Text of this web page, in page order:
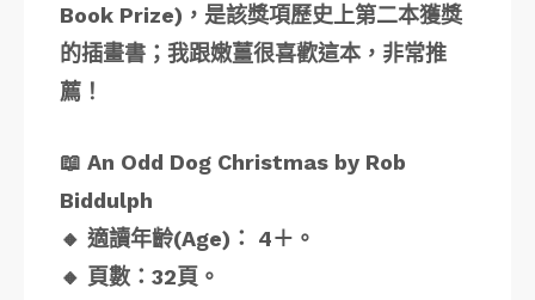
Book Prize)，是該獎項歷史上第二本獲獎
的插畫書；我跟嫩薑很喜歡這本，非常推
薦！
📖 An Odd Dog Christmas by Rob
Biddulph
🔸 適讀年齡(Age)： 4＋。
🔸 頁數：32頁。